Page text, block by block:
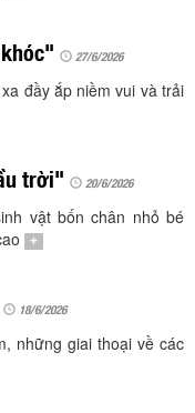
27/6/2026
đầy ắp niềm vui và trải
trời" 20/6/2026
vật bốn chân nhỏ bé
+
18/6/2026
những giai thoại về các